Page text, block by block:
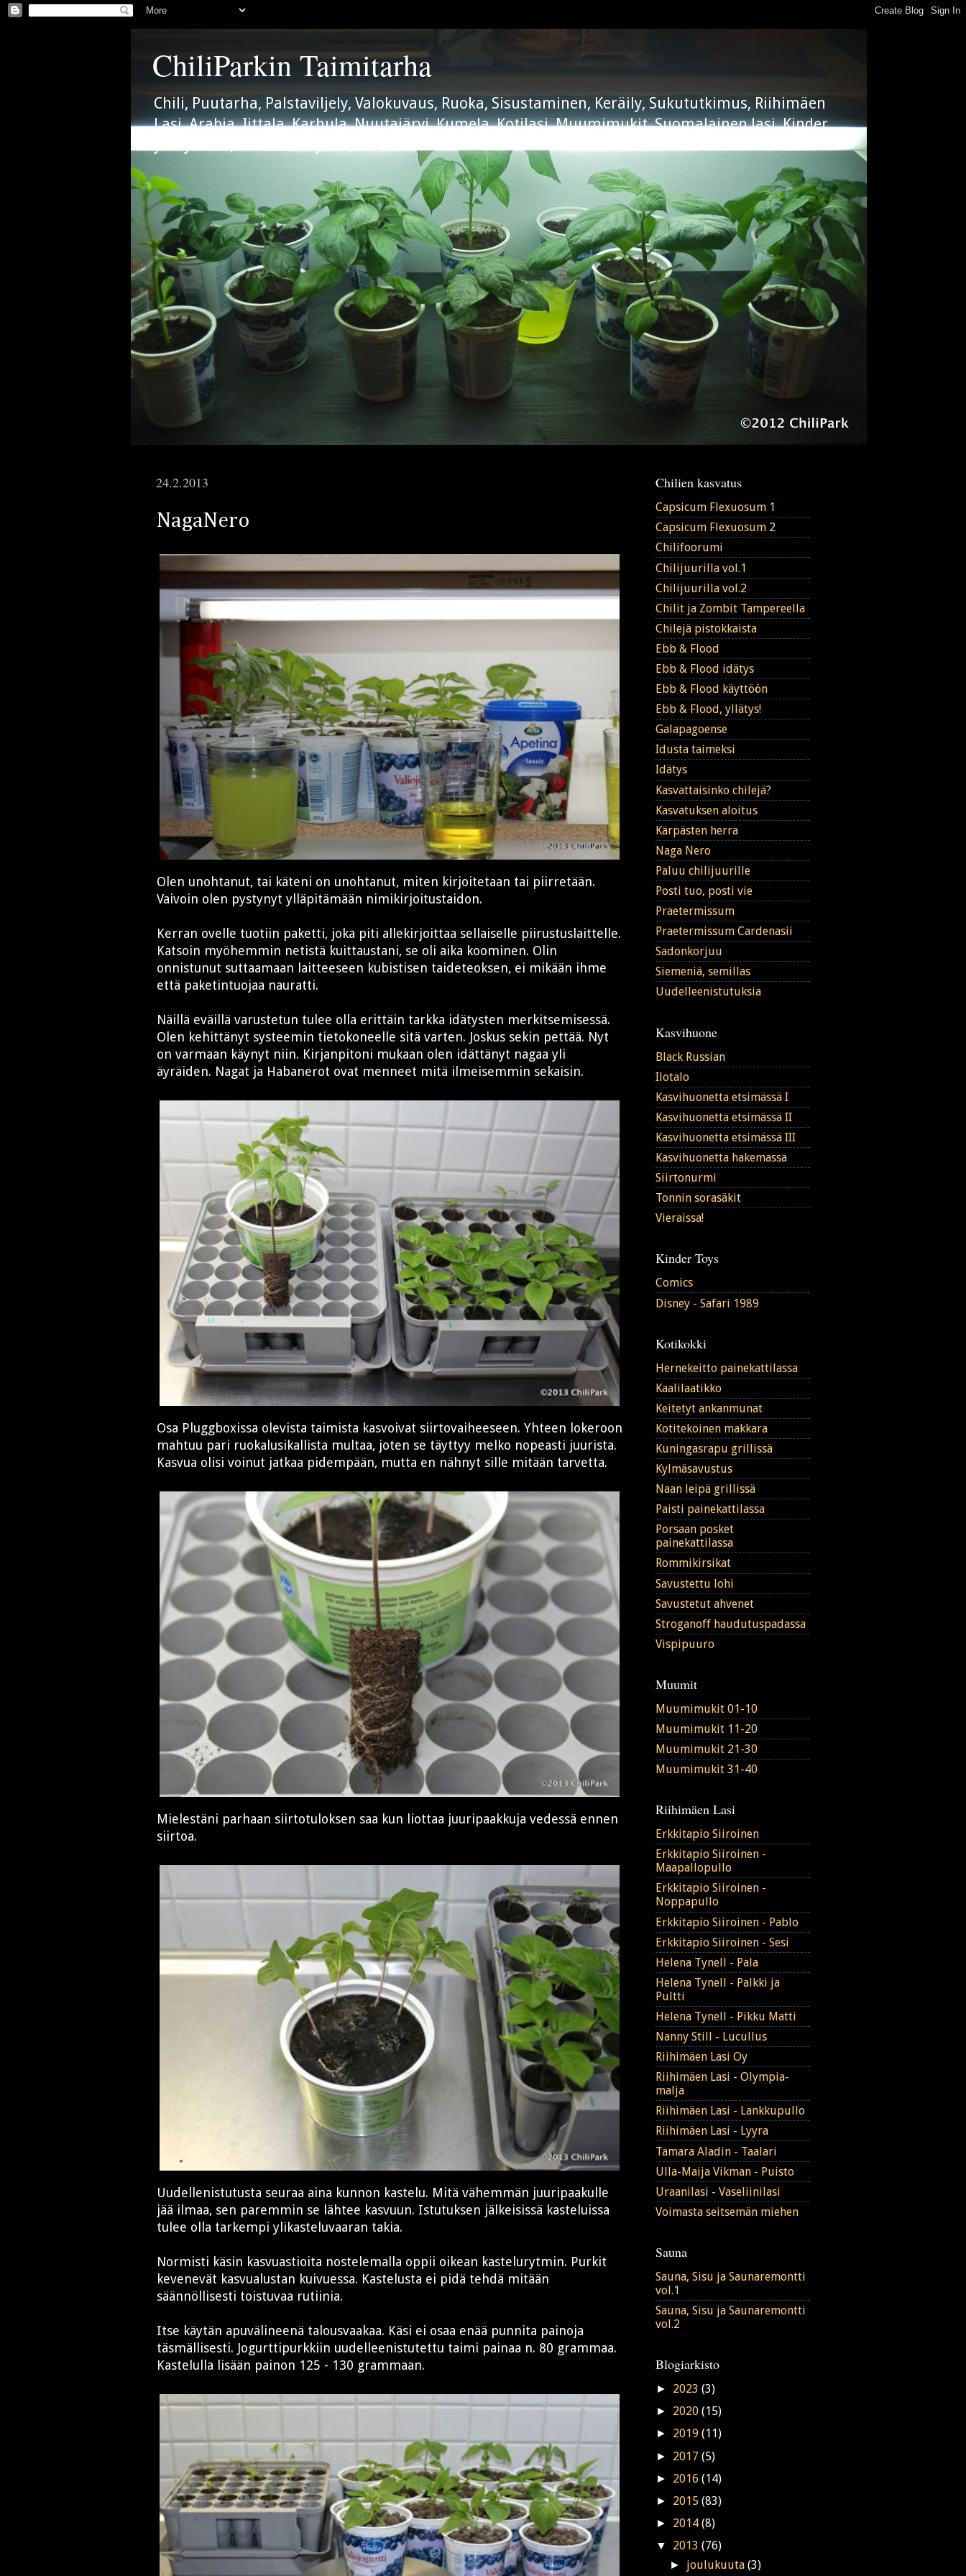
ChiliParkin Taimitarha
Chili, Puutarha, Palstaviljely, Valokuvaus, Ruoka, Sisustaminen, Keräily, Sukututkimus, Riihimäen
Lasi, Arabia, Iittala, Karhula, Nuutajärvi, Kumela, Kotilasi, Muumimukit, Suomalainen lasi, Kinder
24.2.2013
NagaNero
Olen unohtanut, tai käteni on unohtanut, miten kirjoitetaan tai piirretään.
Vaivoin olen pystynyt ylläpitämään nimikirjoitustaidon.
Kerran ovelle tuotiin paketti, joka piti allekirjoittaa sellaiselle piirustuslaittelle.
Katsoin myöhemmin netistä kuittaustani, se oli aika koominen. Olin
onnistunut suttaamaan laitteeseen kubistisen taideteoksen, ei mikään ihme
että paketintuojaa nauratti.
Näillä eväillä varustetun tulee olla erittäin tarkka idätysten merkitsemisessä.
Olen kehittänyt systeemin tietokoneelle sitä varten. Joskus sekin pettää. Nyt
on varmaan käynyt niin. Kirjanpitoni mukaan olen idättänyt nagaa yli
äyräiden. Nagat ja Habanerot ovat menneet mitä ilmeisemmin sekaisin.
Osa Pluggboxissa olevista taimista kasvoivat siirtovaiheeseen. Yhteen lokeroon
mahtuu pari ruokalusikallista multaa, joten se täyttyy melko nopeasti juurista.
Kasvua olisi voinut jatkaa pidempään, mutta en nähnyt sille mitään tarvetta.
Mielestäni parhaan siirtotuloksen saa kun liottaa juuripaakkuja vedessä ennen
siirtoa.
Uudellenistutusta seuraa aina kunnon kastelu. Mitä vähemmän juuripaakulle
jää ilmaa, sen paremmin se lähtee kasvuun. Istutuksen jälkeisissä kasteluissa
tulee olla tarkempi ylikasteluvaaran takia.
Normisti käsin kasvuastioita nostelemalla oppii oikean kastelurytmin. Purkit
kevenevät kasvualustan kuivuessa. Kastelusta ei pidä tehdä mitään
säännöllisesti toistuvaa rutiinia.
Itse käytän apuvälineenä talousvaakaa. Käsi ei osaa enää punnita painoja
täsmällisesti. Jogurttipurkkiin uudelleenistutettu taimi painaa n. 80 grammaa.
Kastelulla lisään painon 125 - 130 grammaan.
Chilien kasvatus
Capsicum Flexuosum 1
Capsicum Flexuosum 2
Chilifoorumi
Chilijuurilla vol.1
Chilijuurilla vol.2
Chilit ja Zombit Tampereella
Chilejä pistokkaista
Ebb & Flood
Ebb & Flood idätys
Ebb & Flood käyttöön
Ebb & Flood, yllätys!
Galapagoense
Idusta taimeksi
Idätys
Kasvattaisinko chilejä?
Kasvatuksen aloitus
Kärpästen herra
Naga Nero
Paluu chilijuurille
Posti tuo, posti vie
Praetermissum
Praetermissum Cardenasii
Sadonkorjuu
Siemeniä, semillas
Uudelleenistutuksia
Kasvihuone
Black Russian
Ilotalo
Kasvihuonetta etsimässä I
Kasvihuonetta etsimässä II
Kasvihuonetta etsimässä III
Kasvihuonetta hakemassa
Siirtonurmi
Tonnin sorasäkit
Vieraissa!
Kinder Toys
Comics
Disney - Safari 1989
Kotikokki
Hernekeitto painekattilassa
Kaalilaatikko
Keitetyt ankanmunat
Kotitekoinen makkara
Kuningasrapu grillissä
Kylmäsavustus
Naan leipä grillissä
Paisti painekattilassa
Porsaan posket
painekattilassa
Rommikirsikat
Savustettu lohi
Savustetut ahvenet
Stroganoff haudutuspadassa
Vispipuuro
Muumit
Muumimukit 01-10
Muumimukit 11-20
Muumimukit 21-30
Muumimukit 31-40
Riihimäen Lasi
Erkkitapio Siiroinen
Erkkitapio Siiroinen -
Maapallopullo
Erkkitapio Siiroinen -
Noppapullo
Erkkitapio Siiroinen - Pablo
Erkkitapio Siiroinen - Sesi
Helena Tynell - Pala
Helena Tynell - Palkki ja
Pultti
Helena Tynell - Pikku Matti
Nanny Still - Lucullus
Riihimäen Lasi Oy
Riihimäen Lasi - Olympia-
malja
Riihimäen Lasi - Lankkupullo
Riihimäen Lasi - Lyyra
Tamara Aladin - Taalari
Ulla-Maija Vikman - Puisto
Uraanilasi - Vaseliinilasi
Voimasta seitsemän miehen
Sauna
Sauna, Sisu ja Saunaremontti
vol.1
Sauna, Sisu ja Saunaremontti
vol.2
Blogiarkisto
► 2023 (3)
► 2020 (15)
► 2019 (11)
► 2017 (5)
► 2016 (14)
► 2015 (83)
► 2014 (8)
▼ 2013 (76)
► joulukuuta(3)